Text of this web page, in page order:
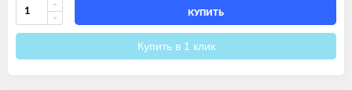
КУПИТЬ
Купить в 1 клик